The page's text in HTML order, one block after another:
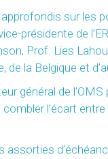
sur les
présidente de
Prof. Lies
de la Belgique et
général de
l’écart